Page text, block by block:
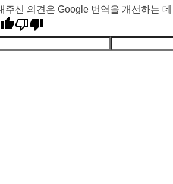
주신 의견은 Google 번역을 개선하는